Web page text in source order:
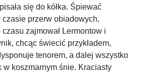
się do kółka. Śpiewać
przerw obiadowych,
zajmował Lermontow i
chcąc świecić przykładem,
tenorem, a dalej wszystko
w koszmarnym śnie. Kraciasty